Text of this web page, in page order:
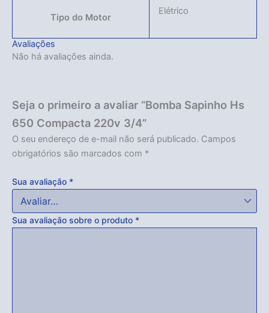
Tipo do Motor
Elétrico
Avaliações
Não há avaliações ainda.
Seja o primeiro a avaliar “Bomba Sapinho Hs
650 Compacta 220v 3/4”
O seu endereço de e-mail não será publicado. Campos
obrigatórios são marcados com *
Sua avaliação *
Sua avaliação sobre o produto *